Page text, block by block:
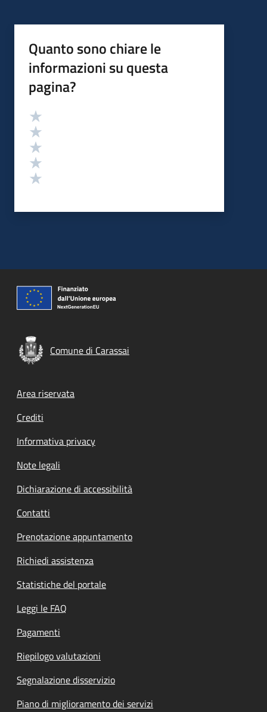
Quanto sono chiare le
informazioni su questa
pagina?
Valutazione
Comune di Carassai
Footer menu
Area riservata
Crediti
Informativa privacy
Note legali
Dichiarazione di accessibilità
Contatti
Prenotazione appuntamento
Richiedi assistenza
Statistiche del portale
Leggi le FAQ
Pagamenti
Riepilogo valutazioni
Segnalazione disservizio
Piano di miglioramento dei servizi